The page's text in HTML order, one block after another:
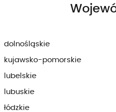
dolnośląskie
kujawsko-pomorskie
lubelskie
lubuskie
łódzkie